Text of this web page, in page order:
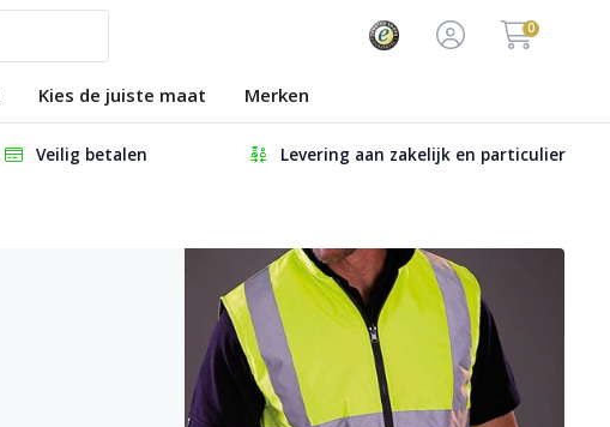
0
Kies de juiste maat Merken
Veilig betalen Levering aan zakelijk en particulier